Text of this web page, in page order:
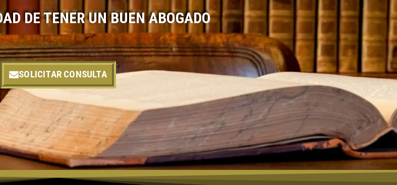
DE TENER UN BUEN ABOGADO
SOLICITAR CONSULTA